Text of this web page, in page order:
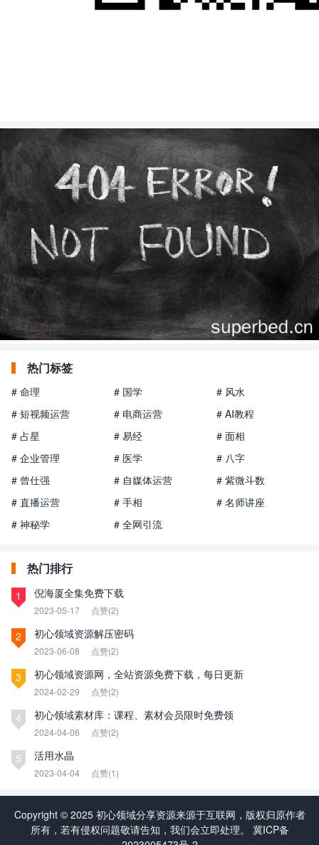
热门标签
# 命理 # 国学
# 风水
# 短视频运营
# 电商运营
# AI教程
# 占星
# 易经
# 面相
# 企业管理
# 医学
# 八字
# 曾仕强
# 自媒体运营
# 紫微斗数
# 直播运营
# 手相
# 名师讲座
# 神秘学
# 全网引流
热门排行
1 倪海厦全集免费下载
2023-05-17 点赞(2)
2 初心领域资源解压密码
2023-06-08 点赞(2)
3 初心领域资源网，全站资源免费下载，每日更新
2024-02-29 点赞(2)
4 初心领域素材库：课程、素材会员限时免费领
2024-04-06 点赞(2)
5 活用水晶
2023-04-04 点赞(1)
Copyright © 2025 初心领域分享资源来源于互联网，版权归原作者
所有，若有侵权问题敬请告知，我们会立即处理。 冀ICP备